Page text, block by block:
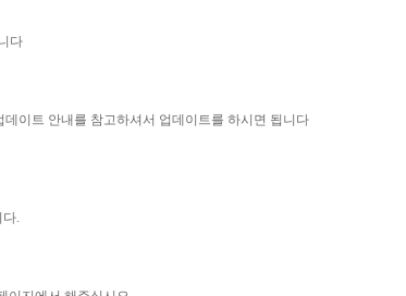
다
이트 안내를 참고하셔서 업데이트를 하시면 됩니다
.